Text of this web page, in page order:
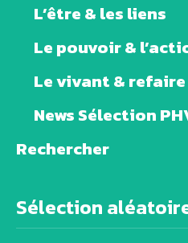
L’être & les liens
Le pouvoir &
Le vivant &
News Sélection
Rechercher
Sélection